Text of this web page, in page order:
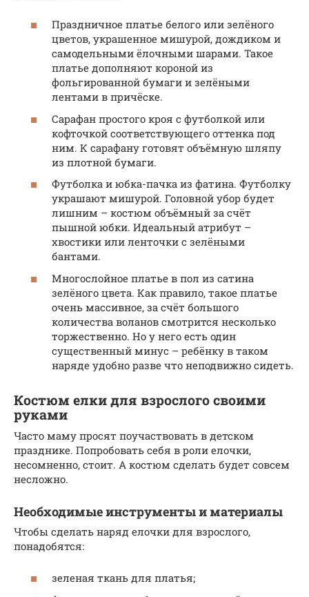
Праздничное платье белого или зелёного
цветов, украшенное мишурой, дождиком и
самодельными ёлочными шарами. Такое
платье дополняют короной из
фольгированной бумаги и зелёными
лентами в причёске.
Сарафан простого кроя с футболкой или
кофточкой соответствующего оттенка под
ним. К сарафану готовят объёмную шляпу
из плотной бумаги.
Футболка и юбка-пачка из фатина. Футболку
украшают мишурой. Головной убор будет
лишним – костюм объёмный за счёт
пышной юбки. Идеальный атрибут –
хвостики или ленточки с зелёными
бантами.
Многослойное платье в пол из сатина
зелёного цвета. Как правило, такое платье
очень массивное, за счёт большого
количества воланов смотрится несколько
торжественно. Но у него есть один
существенный минус – ребёнку в таком
наряде удобно разве что неподвижно сидеть.
Костюм елки для взрослого своими
руками
Часто маму просят поучаствовать в детском
празднике. Попробовать себя в роли елочки,
несомненно, стоит. А костюм сделать будет совсем
несложно.
Необходимые инструменты и материалы
Чтобы сделать наряд елочки для взрослого,
понадобятся:
зеленая ткань для платья;